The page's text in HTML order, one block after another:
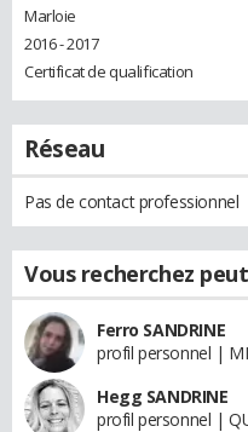
Marloie
2016 - 2017
Certificat de qualification
Réseau
Pas de contact professionnel
Vous recherchez
Ferro SANDRINE
profil personnel |
Hegg SANDRINE
profil personnel |